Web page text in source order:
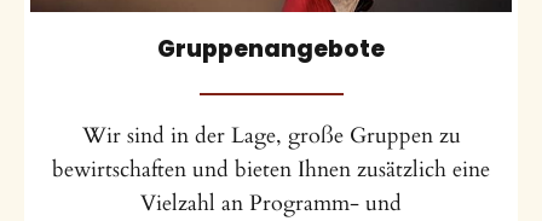
Gruppenangebote
Wir sind in der Lage, große Gruppen zu
bewirtschaften und bieten Ihnen zusätzlich eine
Vielzahl an Programm- und